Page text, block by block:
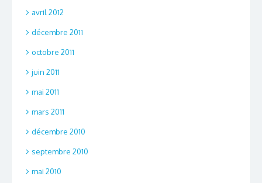
avril 2012
décembre 2011
octobre 2011
juin 2011
mai 2011
mars 2011
décembre 2010
septembre 2010
mai 2010